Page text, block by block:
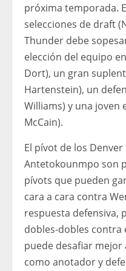
próxima temporada.
selecciones de draft
Thunder debe
elección del equipo
Dort), un gran
Hartenstein), un
Williams) y una joven
McCain).
El pívot de los Denver
Antetokounmpo son
pívots que pueden
cara a cara contra
respuesta defensiva,
dobles-dobles contra
puede desafiar mejor
como anotador y